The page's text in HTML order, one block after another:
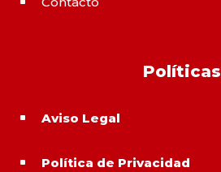
Políticas
^ Aviso Legal
^ Política de Privacidad